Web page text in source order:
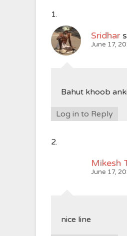
Sridhar
June 17,
Bahut khoob
Log in to Reply
Mikesh
June 17,
nice line